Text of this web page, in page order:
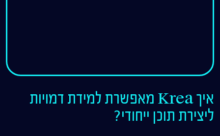
איך Krea מאפשרת למידת דמויות
ליצירת תוכן ייחודי?